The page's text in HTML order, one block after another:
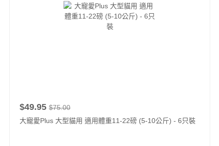
$49.95 $75.00
大寵愛Plus 大型貓用 適用體重11-22磅 (5-10公斤) - 6只裝